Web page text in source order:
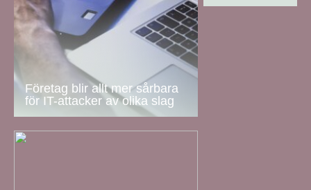
Företag blir allt mer sårbara
för IT-attacker av olika slag